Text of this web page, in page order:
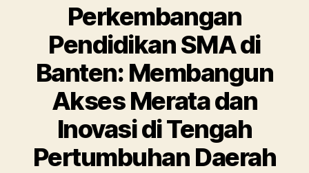
Perkembangan
Pendidikan SMA di
Banten: Membangun
Akses Merata dan
Inovasi di Tengah
Pertumbuhan Daerah